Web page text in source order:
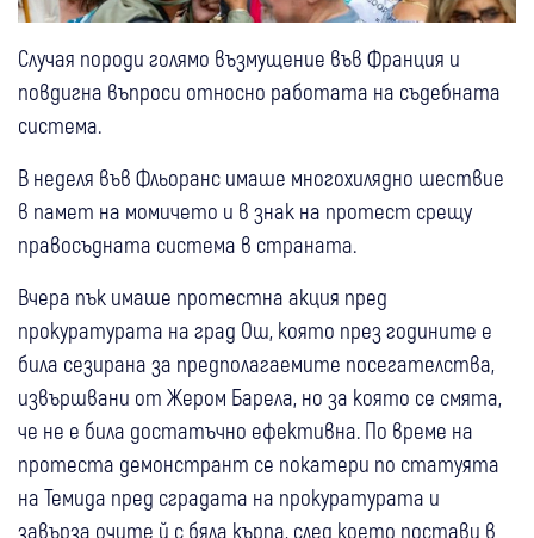
Случая породи голямо възмущение във Франция и
повдигна въпроси относно работата на съдебната
система.
В неделя във Фльоранс имаше многохилядно шествие
в памет на момичето и в знак на протест срещу
правосъдната система в страната.
Вчера пък имаше протестна акция пред
прокуратурата на град Ош, която през годините е
била сезирана за предполагаемите посегателства,
извършвани от Жером Барела, но за която се смята,
че не е била достатъчно ефективна. По време на
протеста демонстрант се покатери по статуята
на Темида пред сградата на прокуратурата и
завърза очите й с бяла кърпа, след което постави в